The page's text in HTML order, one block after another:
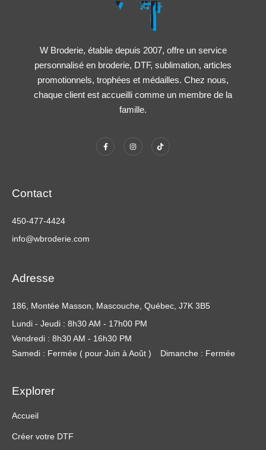
W Broderie, établie depuis 2007, offre un service
personnalisé en broderie, DTF, sublimation, articles
promotionnels, trophées et médailles. Chez nous,
chaque client est accueilli comme un membre de la
famille.
Contact
450-477-4424
info@wbroderie.com
Adresse
186, Montée Masson, Mascouche, Québec, J7K 3B5
Lundi - Jeudi : 8h30 AM - 17h00 PM
Vendredi : 8h30 AM - 16h30 PM
Samedi : Fermée ( pour Juin à Août )
Dimanche : Fermée
Explorer
Accueil
Créer votre DTF